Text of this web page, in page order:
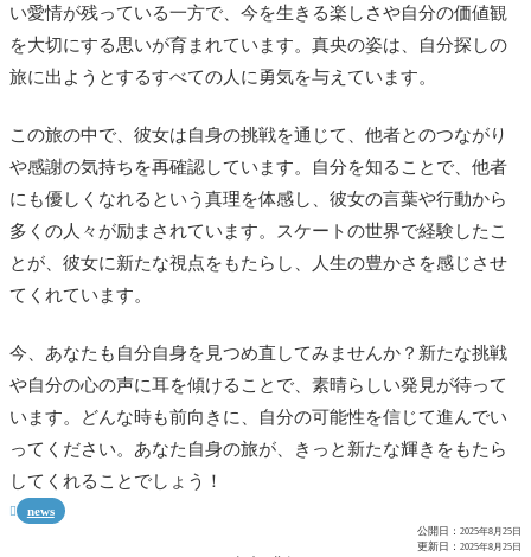
い愛情が残っている一方で、今を生きる楽しさや自分の価値観
を大切にする思いが育まれています。真央の姿は、自分探しの
旅に出ようとするすべての人に勇気を与えています。
この旅の中で、彼女は自身の挑戦を通じて、他者とのつながり
や感謝の気持ちを再確認しています。自分を知ることで、他者
にも優しくなれるという真理を体感し、彼女の言葉や行動から
多くの人々が励まされています。スケートの世界で経験したこ
とが、彼女に新たな視点をもたらし、人生の豊かさを感じさせ
てくれています。
今、あなたも自分自身を見つめ直してみませんか？新たな挑戦
や自分の心の声に耳を傾けることで、素晴らしい発見が待って
います。どんな時も前向きに、自分の可能性を信じて進んでい
ってください。あなた自身の旅が、きっと新たな輝きをもたら
してくれることでしょう！
 news
公開日： 2025年8月25日
更新日： 2025年8月25日